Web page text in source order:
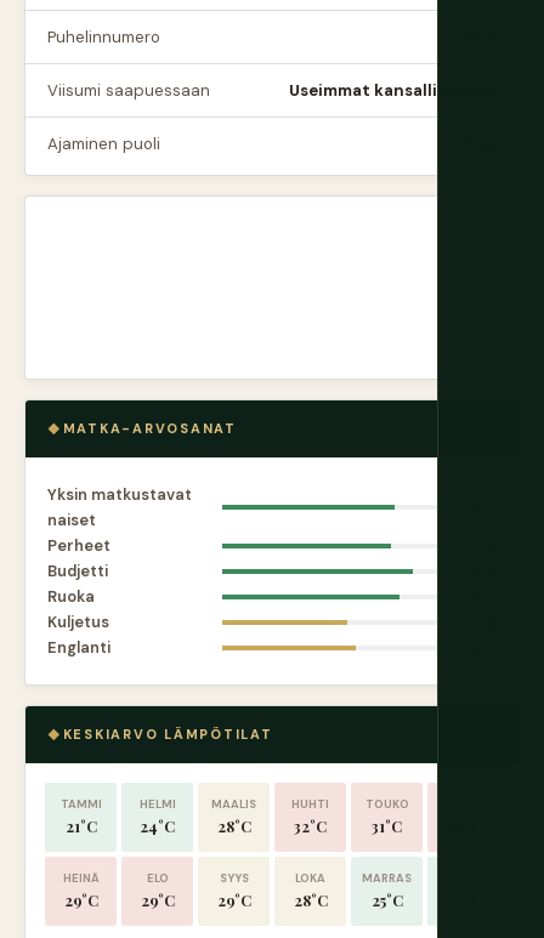
Puhelinnumero
Viisumi saapuessaan Useimmat kansallisuudet
Ajaminen puoli
MATKA-ARVOSANAT
Yksin matkustavat
naiset
Perheet
Budjetti
Ruoka
Kuljetus
Englanti
KESKIARVO LÄMPÖTILAT
TAMMI
21°C
HELMI
24°C
MAALIS
28°C
HUHTI
32°C
TOUKO
31°C
HEINÄ
29°C
ELO
29°C
SYYS
29°C
LOKA
28°C
MARRAS
25°C